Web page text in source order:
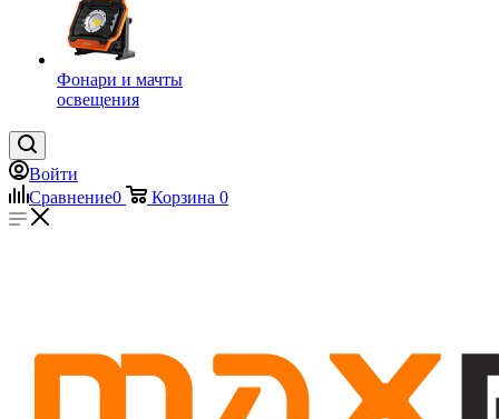
Фонари и мачты
освещения
Войти
Сравнение0 Корзина 0